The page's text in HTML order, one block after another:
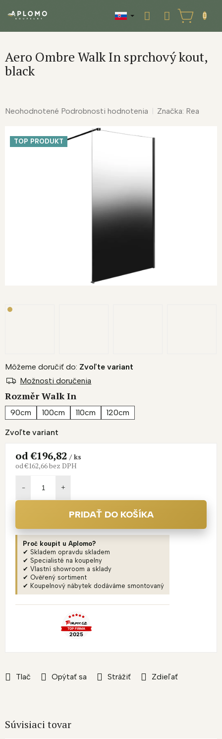
NÁKUPNÝ
KOŠÍK
Aero Ombre Walk In sprchový kout,
black
Priemerné
Neohodnotené Podrobnosti hodnotenia Značka: Rea
TOP PRODUKT
Zvoľte variant
Môžeme doručiť do: Zvoľte variant
Možnosti doručenia
Rozměr Walk In
90cm 100cm 110cm 120cm
Tlač Opýtať sa Strážiť Zdieľať
od€196,82 / ks
od€162,66bez DPH
PRIDAŤ DO KOŠÍKA
Proč koupit u Aplomo?
✔ Skladem opravdu skladem
✔ Specialisté na koupelny
✔ Vlastní showroom a sklady
✔ Ověřený sortiment
✔ Koupelnový nábytek dodáváme smontovaný
Súvisiaci tovar